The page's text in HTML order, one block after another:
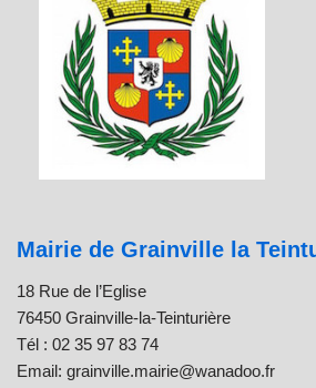
Mairie de Grainville la
18 Rue de l’Eglise
76450 Grainville-la-Teinturière
Tél : 02 35 97 83 74
Email: grainville.mairie@wanadoo.fr